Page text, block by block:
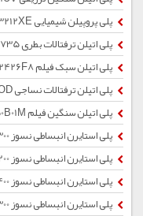
پلی پروپیلن شیمیایی RG3212XE
پلی اتیلن ترفتالات بطری BG735
پلی اتیلن سبک فیلم 2426F8
پلی اتیلن ترفتالات نساجی TG641 MOD
پلی اتیلن سنگین فیلم 50B01M
پلی استایرن انبساطی نسوز R300
پلی استایرن انبساطی نسوز R200
پلی استایرن انبساطی نسوز F400
پلی استایرن انبساطی نسوز F300